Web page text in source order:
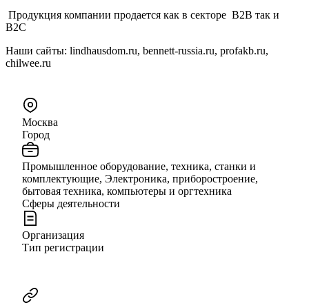
Продукция компании продается как в секторе B2B так и
B2С
Наши сайты: lindhausdom.ru, bennett-russia.ru, profakb.ru,
chilwee.ru
Москва
Город
Промышленное оборудование, техника, станки и
комплектующие, Электроника, приборостроение,
бытовая техника, компьютеры и оргтехника
Сферы деятельности
Организация
Тип регистрации